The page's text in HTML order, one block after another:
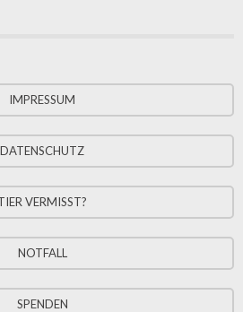
IMPRESSUM
DATENSCHUTZ
VERMISST?
NOTFALL
SPENDEN